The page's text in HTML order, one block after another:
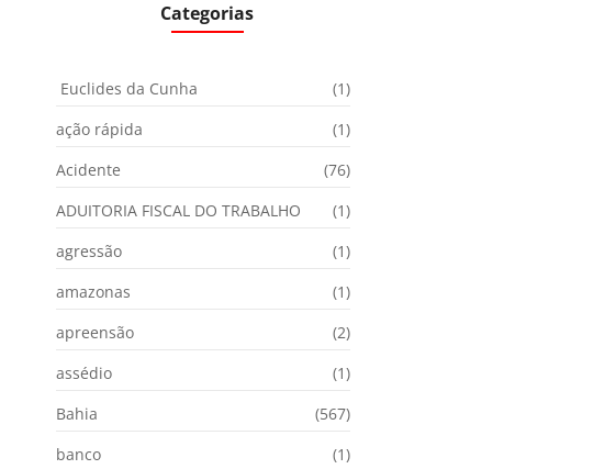
Categorias
Euclides da Cunha
(1)
ação rápida
(1)
Acidente
(76)
ADUITORIA FISCAL DO TRABALHO
(1)
agressão
(1)
amazonas
(1)
apreensão
(2)
assédio
(1)
Bahia
(567)
banco
(1)